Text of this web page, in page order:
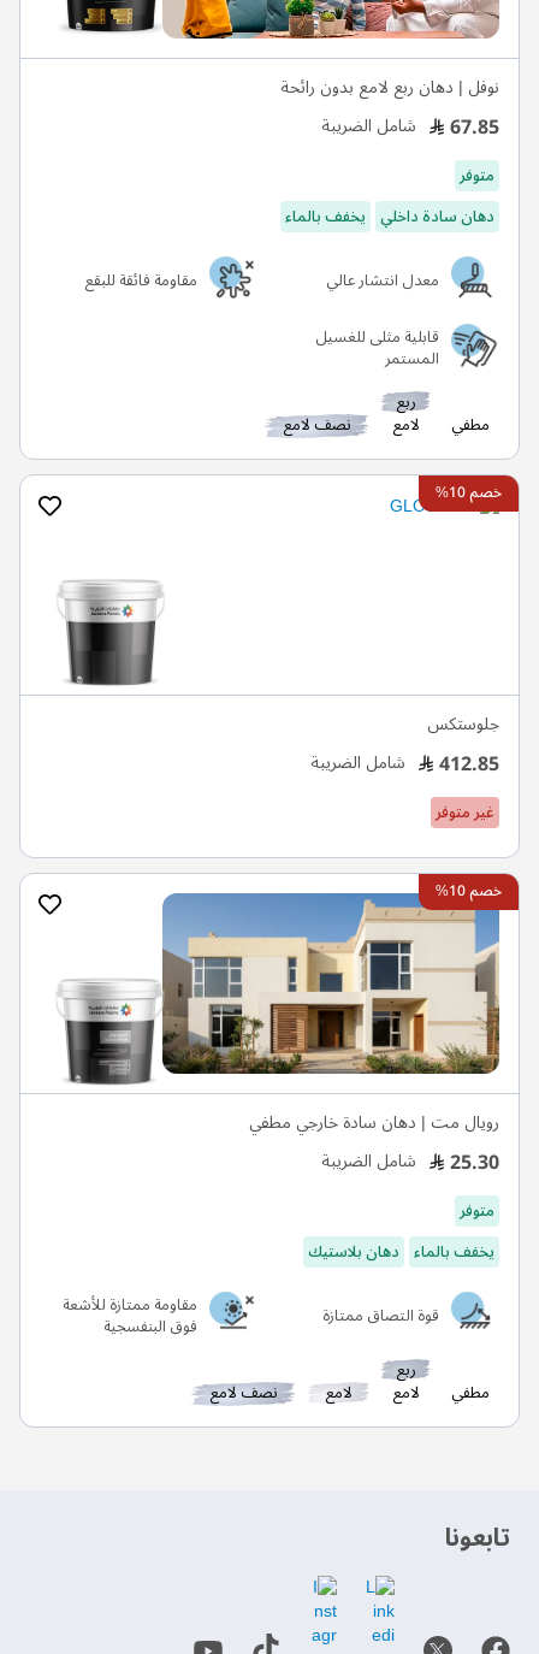
نوفل | دهان ربع لامع بدون رائحة
67.85 شامل الضريبة
متوفر
دهان سادة داخلي يخفف بالماء
معدل انتشار عالي
مقاومة فائقة للبقع
قابلية مثلى للغسيل
المستمر
مطفي
ربع
لامع نصف لامع
خصم 10%
جلوستكس
412.85 شامل الضريبة
غير متوفر
خصم 10%
رويال مت | دهان سادة خارجي مطفي
25.30 شامل الضريبة
متوفر
يخفف بالماء دهان بلاستيك
قوة التصاق ممتازة
مقاومة ممتازة للأشعة
فوق البنفسجية
مطفي
ربع
لامع لامع نصف لامع
‫تابعونا‬